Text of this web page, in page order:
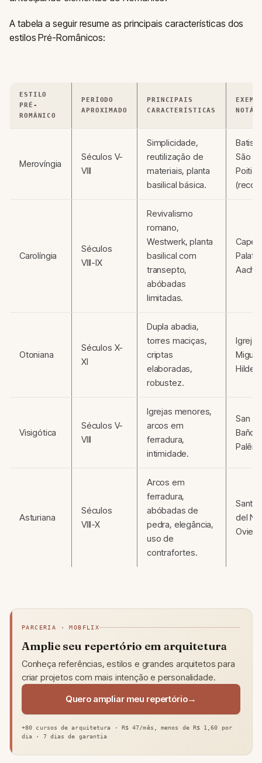
A tabela a seguir resume as principais características dos
estilos Pré-Românicos:
ESTILO
PRÉ-
ROMÂNICO
PERÍODO
APROXIMADO
PRINCIPAIS
CARACTERÍSTICAS
Merovíngia
Séculos V-
VIII
Simplicidade,
reutilização de
materiais, planta
basilical básica.
São
Carolíngia
Séculos
VIII-IX
Revivalismo
romano,
Westwerk, planta
basilical com
transepto,
abóbadas
limitadas.
Capela
Otoniana
Séculos X-
XI
Dupla abadia,
torres maciças,
criptas
elaboradas,
robustez.
Igreja
Visigótica
Séculos V-
VIII
Igrejas menores,
arcos em
ferradura,
intimidade.
San
Baños,
Asturiana
Séculos
VIII-X
Arcos em
ferradura,
abóbadas de
pedra, elegância,
uso de
contrafortes.
Santa
del
PARCERIA · MOBFLIX
Amplie seu repertório em arquitetura
Conheça referências, estilos e grandes arquitetos para
criar projetos com mais intenção e personalidade.
Quero ampliar meu repertório
+80 cursos de arquitetura · R$ 47/mês, menos de R$ 1,60 por
dia · 7 dias de garantia